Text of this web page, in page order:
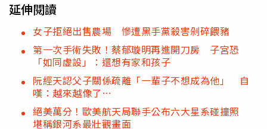
延伸閱讀
女子拒絕出售農場 慘遭黑手黨殺害剁碎餵豬
第一次手術失敗！蔡郁璇明再進開刀房 子宮恐
「如同虛設」：還想有家和孩子
阮經天認父子關係疏離「一輩子不想成為他」 自
嘆：越來越像了…
絕美萬分！歐美航天局聯手公布六大星系碰撞照
堪稱銀河系最壯觀畫面